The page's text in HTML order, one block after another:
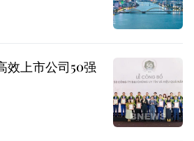
效上市公司50强